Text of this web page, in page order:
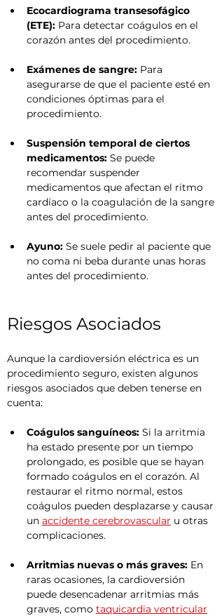
Ecocardiograma transesofágico
(ETE): Para detectar coágulos en el
corazón antes del procedimiento.
Exámenes de sangre: Para
asegurarse de que el paciente esté en
condiciones óptimas para el
procedimiento.
Suspensión temporal de ciertos
medicamentos: Se puede
recomendar suspender
medicamentos que afectan el ritmo
cardíaco o la coagulación de la sangre
antes del procedimiento.
Ayuno: Se suele pedir al paciente que
no coma ni beba durante unas horas
antes del procedimiento.
Riesgos Asociados
Aunque la cardioversión eléctrica es un
procedimiento seguro, existen algunos
riesgos asociados que deben tenerse en
cuenta:
Coágulos sanguíneos: Si la arritmia
ha estado presente por un tiempo
prolongado, es posible que se hayan
formado coágulos en el corazón. Al
restaurar el ritmo normal, estos
coágulos pueden desplazarse y causar
un accidente cerebrovascular u otras
complicaciones.
Arritmias nuevas o más graves: En
raras ocasiones, la cardioversión
puede desencadenar arritmias más
graves, como taquicardia ventricular